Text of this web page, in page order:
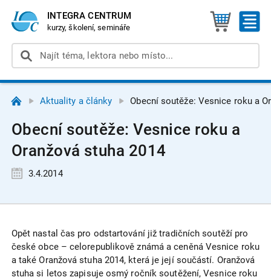
INTEGRA CENTRUM
kurzy, školení, semináře
Aktuality a články Obecní soutěže: Vesnice roku a
Obecní soutěže: Vesnice roku a
Oranžová stuha 2014
3.4.2014
Opět nastal čas pro odstartování již tradičních soutěží pro
české obce – celorepublikově známá a ceněná Vesnice roku
a také Oranžová stuha 2014, která je její součástí. Oranžová
stuha si letos zapisuje osmý ročník soutěžení, Vesnice roku